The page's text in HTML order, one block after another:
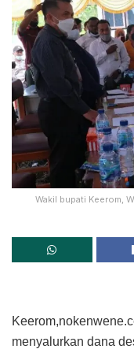
Wakil bupati Keerom,
menyalurkan dana